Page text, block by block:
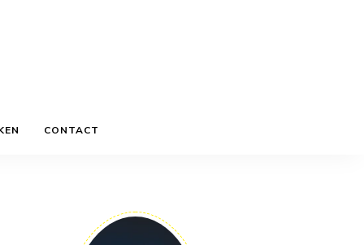
CONTACT